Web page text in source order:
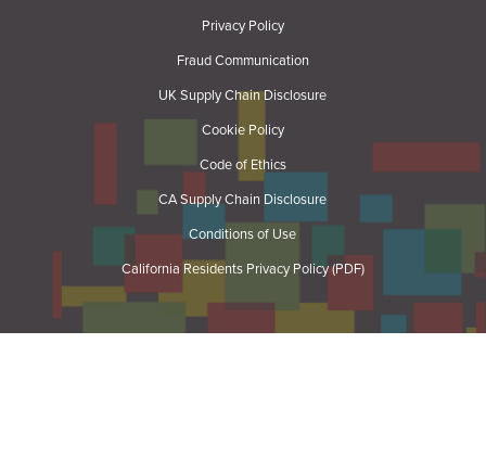
Privacy Policy
Fraud Communication
UK Supply Chain Disclosure
Cookie Policy
Code of Ethics
CA Supply Chain Disclosure
Conditions of Use
California Residents Privacy Policy (PDF)